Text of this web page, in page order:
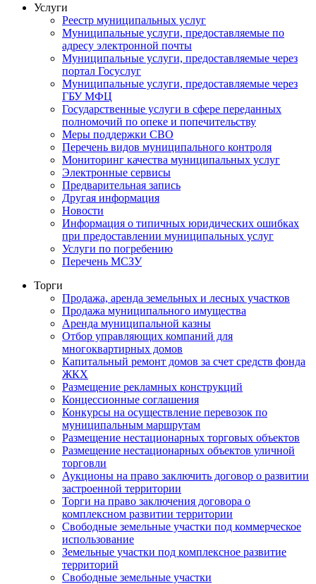
Услуги
Реестр муниципальных услуг
Муниципальные услуги, предоставляемые по
адресу электронной почты
Муниципальные услуги, предоставляемые через
портал Госуслуг
Муниципальные услуги, предоставляемые через
ГБУ МФЦ
Государственные услуги в сфере переданных
полномочий по опеке и попечительству
Меры поддержки СВО
Перечень видов муниципального контроля
Мониторинг качества муниципальных услуг
Электронные сервисы
Предварительная запись
Другая информация
Новости
Информация о типичных юридических ошибках
при предоставлении муниципальных услуг
Услуги по погребению
Перечень МСЗУ
Торги
Продажа, аренда земельных и лесных участков
Продажа муниципального имущества
Аренда муниципальной казны
Отбор управляющих компаний для
многоквартирных домов
Капитальный ремонт домов за счет средств фонда
ЖКХ
Размещение рекламных конструкций
Концессионные соглашения
Конкурсы на осуществление перевозок по
муниципальным маршрутам
Размещение нестационарных торговых объектов
Размещение нестационарных объектов уличной
торговли
Аукционы на право заключить договор о развитии
застроенной территории
Торги на право заключения договора о
комплексном развитии территории
Свободные земельные участки под коммерческое
использование
Земельные участки под комплексное развитие
территорий
Свободные земельные участки